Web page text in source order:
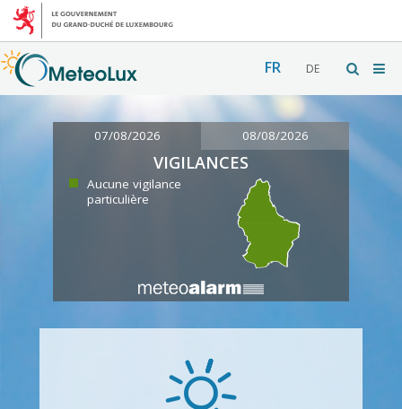
FR DE
07/08/2026 08/08/2026
VIGILANCES
Aucune vigilance
particulière